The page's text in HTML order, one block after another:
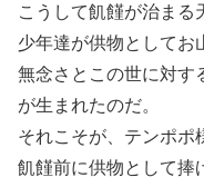
こうして飢饉が治まる
少年達が供物としてお
無念さとこの世に対す
が生まれたのだ。
それこそが、テンポポ
飢饉前に供物として捧